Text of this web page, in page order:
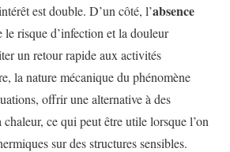
est double. D’un côté, l’absence
le risque d’infection et la douleur
un retour rapide aux activités
la nature mécanique du phénomène
offrir une alternative à des
chaleur, ce qui peut être utile lorsque l’on
sur des structures sensibles.